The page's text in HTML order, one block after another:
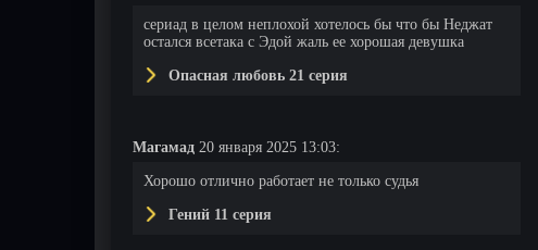
сериад в целом неплохой хотелось бы что бы Неджат
остался всетака с Эдой жаль ее хорошая девушка
Опасная любовь 21 серия
Магамад 20 января 2025 13:03:
Хорошо отлично работает не только судья
Гений 11 серия